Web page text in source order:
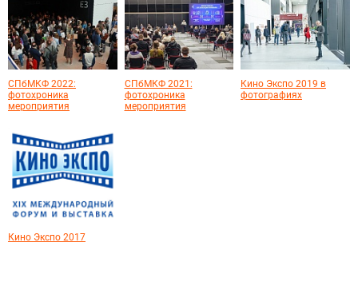
СПбМКФ 2022:
фотохроника
мероприятия
СПбМКФ 2021:
фотохроника
мероприятия
Кино Экспо 2019 в
фотографиях
Кино Экспо 2017